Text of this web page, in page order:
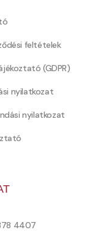
feltételek
(GDPR)
nyilatkozat
nyilatkozat
4407